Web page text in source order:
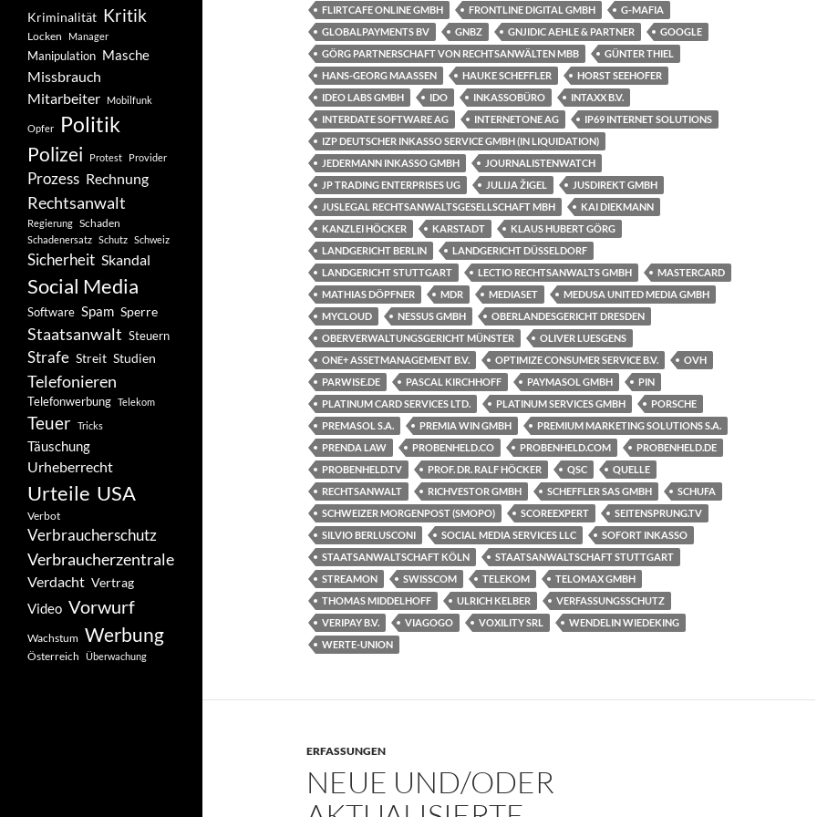
FLIRTCAFE ONLINE GMBH
FRONTLINE DIGITAL GMBH
G-MAFIA
GLOBALPAYMENTS BV
GNBZ GNJIDIC AEHLE & PARTNER
GOOGLE
GÖRG PARTNERSCHAFT VON RECHTSANWÄLTEN MBB
GÜNTER THIEL
HANS-GEORG MAASSEN
HAUKE SCHEFFLER
HORST SEEHOFER
IDEO LABS GMBH
IDO INKASSOBÜRO
INTAXX B.V.
INTERDATE SOFTWARE AG
INTERNETONE AG
IP69 INTERNET SOLUTIONS
IZP DEUTSCHER INKASSO SERVICE GMBH (IN LIQUIDATION)
JEDERMANN INKASSO GMBH
JOURNALISTENWATCH
JP TRADING ENTERPRISES UG
JULIJA ŽIGEL
JUSDIREKT GMBH
JUSLEGAL RECHTSANWALTSGESELLSCHAFT MBH
KAI DIEKMANN
KANZLEI HÖCKER
KARSTADT
KLAUS HUBERT GÖRG
LANDGERICHT BERLIN
LANDGERICHT DÜSSELDORF
LANDGERICHT STUTTGART
LECTIO RECHTSANWALTS GMBH
MASTERCARD
MATHIAS DÖPFNER
MDR MEDIASET
MEDUSA UNITED MEDIA GMBH
MYCLOUD
NESSUS GMBH
OBERLANDESGERICHT DRESDEN
OBERVERWALTUNGSGERICHT MÜNSTER
OLIVER LUESGENS
ONE+ ASSETMANAGEMENT B.V.
OPTIMIZE CONSUMER SERVICE B.V.
OVH
PARWISE.DE
PASCAL KIRCHHOFF PAYMASOL GMBH
PIN
PLATINUM CARD SERVICES LTD.
PLATINUM SERVICES GMBH
PORSCHE
PREMASOL S.A.
PREMIA WIN GMBH
PREMIUM MARKETING SOLUTIONS S.A.
PRENDA LAW
PROBENHELD.CO PROBENHELD.COM
PROBENHELD.DE
PROBENHELD.TV
PROF. DR. RALF HÖCKER QSC
QUELLE
RECHTSANWALT
RICHVESTOR GMBH SCHEFFLER SAS GMBH
SCHUFA
SCHWEIZER MORGENPOST (SMOPO)
SCOREEXPERT
SEITENSPRUNG.TV
SILVIO BERLUSCONI
SOCIAL MEDIA SERVICES LLC
SOFORT INKASSO
STAATSANWALTSCHAFT KÖLN
STAATSANWALTSCHAFT STUTTGART
STREAMON
SWISSCOM TELEKOM
TELOMAX GMBH
THOMAS MIDDELHOFF
ULRICH KELBER
VERFASSUNGSSCHUTZ
VERIPAY B.V.
VIAGOGO VOXILITY SRL
WENDELIN WIEDEKING
WERTE-UNION
ERFASSUNGEN
NEUE UND/ODER
Kriminalität Kritik
Locken Manager
Manipulation Masche
Missbrauch
Mitarbeiter
Mobilfunk
Opfer Politik
Polizei Protest Provider
Prozess Rechnung
Rechtsanwalt
Regierung Schaden
Schadenersatz Schutz Schweiz
Sicherheit Skandal
Social Media
Software Spam Sperre
Staatsanwalt Steuern
Strafe Streit Studien
Telefonieren
Telefonwerbung Telekom
Teuer Tricks
Täuschung
Urheberrecht
Urteile USA
Verbot
Verbraucherschutz
Verbraucherzentrale
Verdacht Vertrag
Video Vorwurf
Wachstum Werbung
Österreich Überwachung